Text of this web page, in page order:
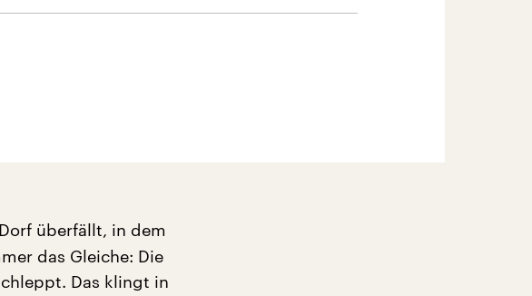
überfällt, in dem
das Gleiche: Die
Das klingt in